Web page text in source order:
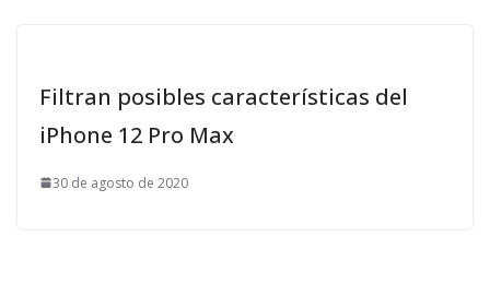
Filtran posibles características del
iPhone 12 Pro Max
30 de agosto de 2020